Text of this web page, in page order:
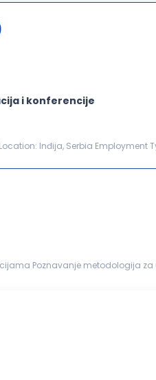
i konferencije
Inđija, Serbia Employment
Poznavanje metodologija